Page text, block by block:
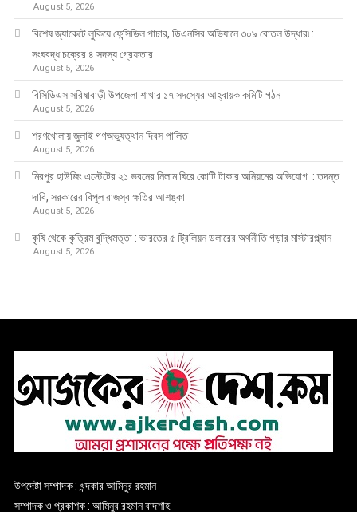
August 5, 2026
বিশেষ জ্যাকেটে লুকিয়ে ফেন্সিডিল পাচার, ডিএনসির অভিযানে ৩০৯ বোতল উদ্ধার৷ :
সংঘবদ্ধ চক্রের ৪ সদস্য গ্রেফতার
August 5, 2026
বিসিডিএস সরিষাবাড়ী উপজেলা শাখার ১৭ সদস্যের আহ্বায়ক কমিটি গঠন
August 5, 2026
শরণখোলায় জুলাই গণঅভ্যুত্থান দিবস পালিত
August 5, 2026
মিরপুর হাউজিং এস্টেটের ২১ ভবনের নিলাম ঘিরে কোটি টাকার অনিয়মের অভিযোগ : তদন্ত
দাবি, সরকারের বিপুল রাজস্ব ক্ষতির আশঙ্কা
August 5, 2026
কৃষি থেকে কৃত্রিম বুদ্ধিমত্তা : ভারতের ৫ ট্রিলিয়ন ডলারের অর্থনীতি গড়ার মাস্টারপ্ল্যান
August 5, 2026
উপদেষ্টা সম্পাদক : খন্দকার আমিনুর রহমান
সম্পাদক ও প্রকাশক : আমিনুর রহমান বাদশাহ